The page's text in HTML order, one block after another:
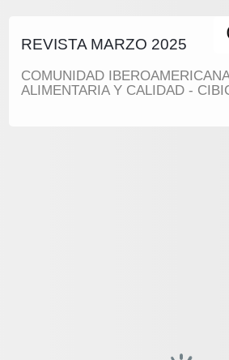
REVISTA MARZO 2025
COMUNIDAD
ALIMENTARIA Y CALIDAD -